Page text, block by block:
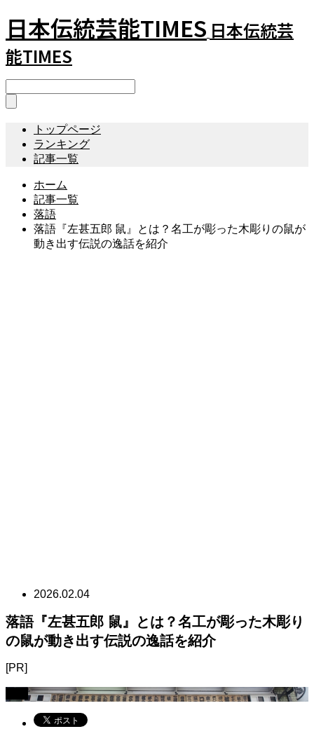
日本伝統芸能TIMES 日本伝統芸
能TIMES
トップページ
ランキング
記事一覧
ホーム
記事一覧
落語
落語『左甚五郎 鼠』とは？名工が彫った木彫りの鼠が
動き出す伝説の逸話を紹介
2026.02.04
落語『左甚五郎 鼠』とは？名工が彫った木彫り
の鼠が動き出す伝説の逸話を紹介
[PR]